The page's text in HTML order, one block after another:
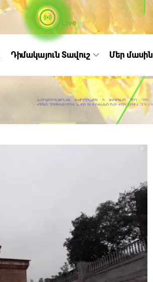
Live
Դիմակայուն Տավուշ Մեր մասին